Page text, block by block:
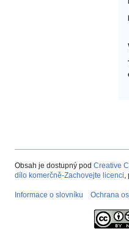
Obsah je dostupný pod Creative
dílo komerčně-Zachovejte licenci,
Informace o slovníku Ochrana